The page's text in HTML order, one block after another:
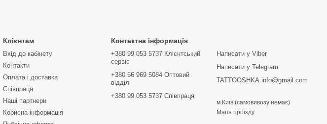
Клієнтам
Вхід до кабінету
Контакти
Оплата і доставка
Співпраця
Наші партнери
Корисна інформація
Контактна інформація
+380 99 053 5737 Клієнтський
сервіс
+380 66 969 5084 Оптовий
відділ
+380 99 053 5737 Співпраця
Написати у Viber
Написати у Telegram
TATTOOSHKA.info@gmail.com
м.Київ (самовивозу немає)
Мапа проїзду